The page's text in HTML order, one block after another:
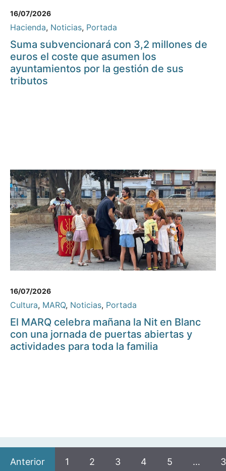
16/07/2026
Hacienda, Noticias, Portada
Suma subvencionará con 3,2 millones de
euros el coste que asumen los
ayuntamientos por la gestión de sus
tributos
16/07/2026
Cultura, MARQ, Noticias, Portada
El MARQ celebra mañana la Nit en Blanc
con una jornada de puertas abiertas y
actividades para toda la familia
Anterior 1 2 3 4 5 …